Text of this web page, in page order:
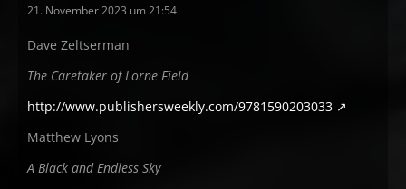
21. November 2023 um 21:54
Dave Zeltserman
The Caretaker of Lorne Field
http://www.publishersweekly.com/9781590203033
Matthew Lyons
A Black and Endless Sky